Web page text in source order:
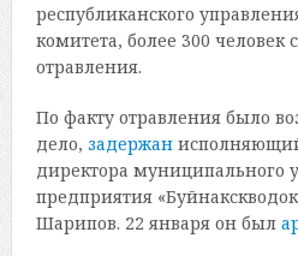
республиканского
комитета, более 300
отравления.
По факту отравления было
дело, задержан
директора муниципального
предприятия
Шарипов. 22 января он был